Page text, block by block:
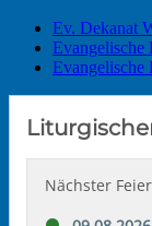
Ev. Dekanat
Evangelische
Evangelische